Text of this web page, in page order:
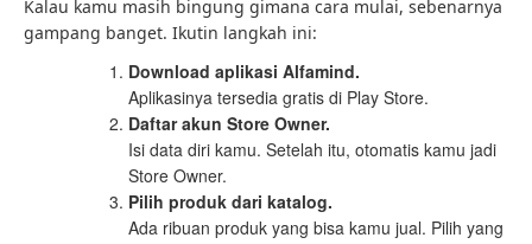
Kalau kamu masih bingung gimana cara mulai, sebenarnya
gampang banget. Ikutin langkah ini:
Download aplikasi Alfamind.
Aplikasinya tersedia gratis di Play Store.
Daftar akun Store Owner.
Isi data diri kamu. Setelah itu, otomatis kamu jadi
Store Owner.
Pilih produk dari katalog.
Ada ribuan produk yang bisa kamu jual. Pilih yang